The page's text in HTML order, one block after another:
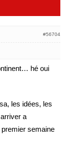
#56704
hé oui
les idées, les
a
semaine